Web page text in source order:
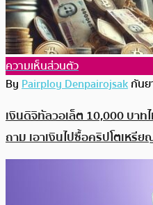
ความเห็นส่วนตัว
ByPairploy Denpairojsakกันย
เงินดิจิทัลวอเล็ต 10,000 บาท
ถาม เอาเงินไปซื้อคริปโตเหรี